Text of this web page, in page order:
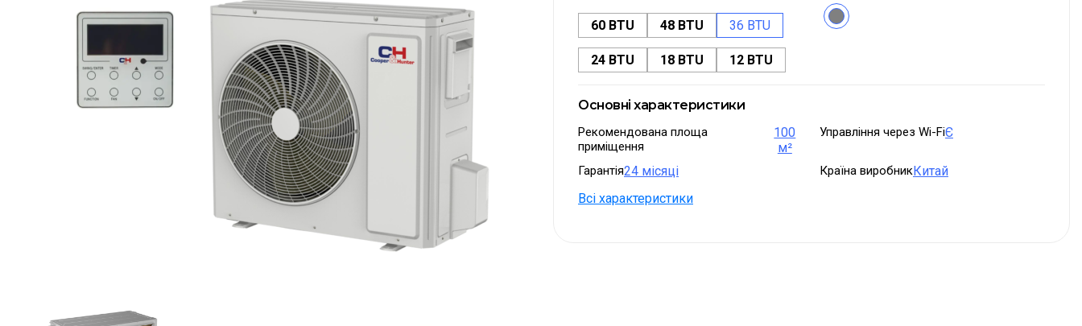
60 BTU 48 BTU 36 BTU
24 BTU 18 BTU 12 BTU
Основні характеристики
Рекомендована площа
приміщення
100
м²
Управління через Wi-FiЄ
Гарантія24 місяці Країна виробникКитай
Всі характеристики